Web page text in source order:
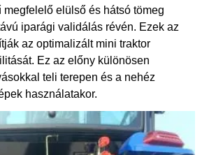
elülső és hátsó tömeg
iparági validálás révén. Ezek az
az optimalizált mini traktor
Ez az előny különösen
teli terepen és a nehéz
használatakor.